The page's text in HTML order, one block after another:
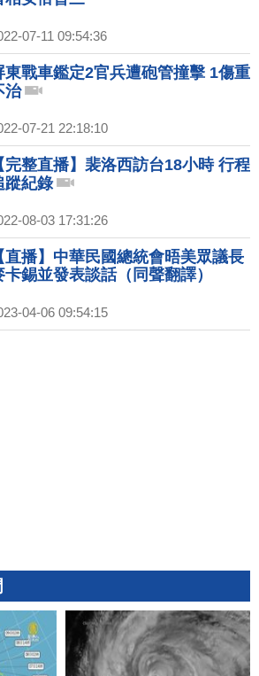
07-11 09:54:36
東戰車鑑定2官兵遭砲管撞擊 1傷重
治
07-21 22:18:10
完整直播】裴洛西訪台18小時 行程
蹤紀錄
08-03 17:31:26
直播】中華民國總統會晤美眾議長
卡錫並發表談話（同聲翻譯）
04-06 09:54:15